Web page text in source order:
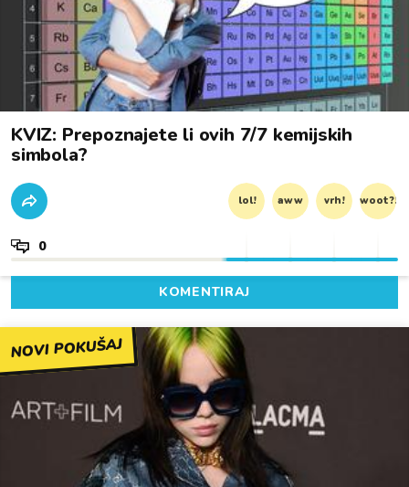
KVIZ: Prepoznajete li ovih 7/7 kemijskih
simbola?
lol! aww vrh! woot?!
0
KOMENTIRAJ
NOVI POKUŠAJ